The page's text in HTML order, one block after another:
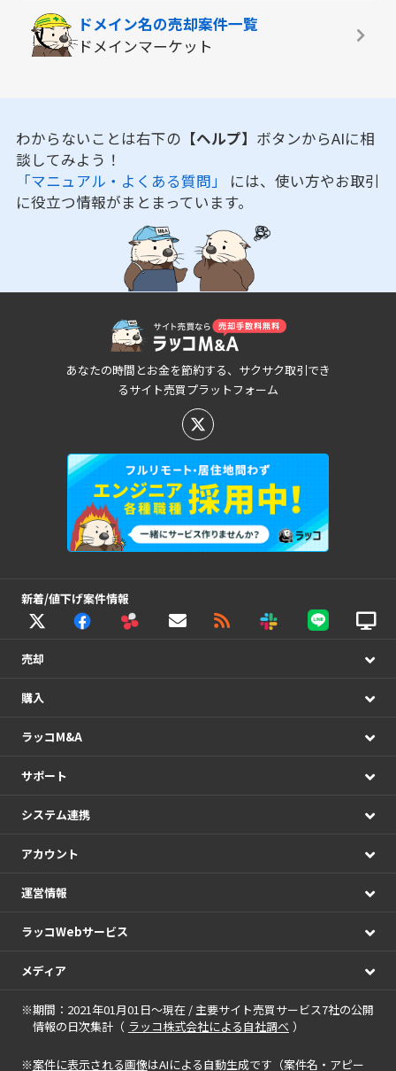
ドメイン名の売却案件一覧
ドメインマーケット
わからないことは右下の 【ヘルプ】 ボタンからAIに相
談してみよう！
「マニュアル・よくある質問」 には、使い方やお取引
に役立つ情報がまとまっています。
あなたの時間とお金を節約する、サクサク取引でき
るサイト売買プラットフォーム
新着/値下げ案件情報
売却
購入
ラッコM&A
サポート
システム連携
アカウント
運営情報
ラッコWebサービス
メディア
※期間：2021年01月01日～現在 / 主要サイト売買サービス7社の公開
情報の日次集計（ ラッコ株式会社による自社調べ ）
※案件に表示される画像はAIによる自動生成です（案件名・アピー